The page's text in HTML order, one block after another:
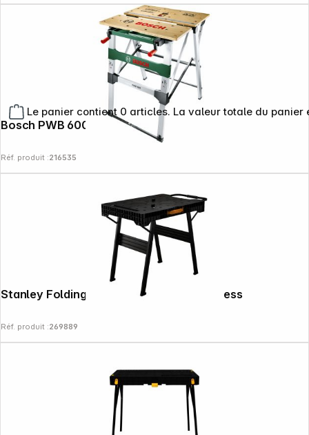
Le panier contient 0 articles. La valeur totale du panier
Bosch PWB 600 Table de serrage
Réf. produit :216535
Stanley Folding Workbench FatMax Express
Réf. produit :269889